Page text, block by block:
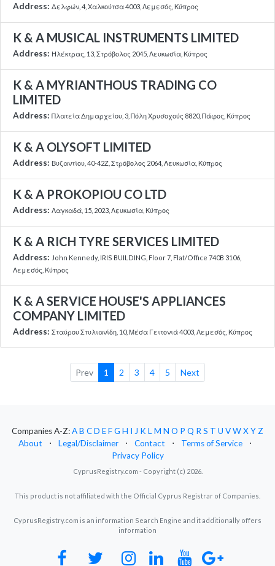
Address: Δελφών, 4, Χαλκούτσα 4003, Λεμεσός, Κύπρος
K & A MUSICAL INSTRUMENTS LIMITED
Address: Ηλέκτρας, 13, Στρόβολος 2045, Λευκωσία, Κύπρος
K & A MYRIANTHOUS TRADING CO
LIMITED
Address: Πλατεία Δημαρχείου, 3, Πόλη Χρυσοχούς 8820, Πάφος, Κύπρος
K & A OLYSOFT LIMITED
Address: Βυζαντίου, 40-42Ζ, Στρόβολος 2064, Λευκωσία, Κύπρος
K & A PROKOPIOU CO LTD
Address: Λαγκαδά, 15, 2023, Λευκωσία, Κύπρος
K & A RICH TYRE SERVICES LIMITED
Address: John Kennedy, IRIS BUILDING, Floor 7, Flat/Office 740B 3106,
Λεμεσός, Κύπρος
K & A SERVICE HOUSE'S APPLIANCES
COMPANY LIMITED
Address: Σταύρου Στυλιανίδη, 10, Μέσα Γειτονιά 4003, Λεμεσός, Κύπρος
Prev 1 2 3 4 5 Next
Companies A-Z:AB CD EFG H I J KLM N O P Q RS T U VWXYZ
About
⋅ Legal/Disclaimer ⋅ Contact ⋅ Terms of Service
⋅
Privacy Policy
CyprusRegistry.com - Copyright (c) 2026.
This product is not affiliated with the Official Cyprus Registrar of Companies.
CyprusRegistry.com is an information Search Engine and it additionally offers
information